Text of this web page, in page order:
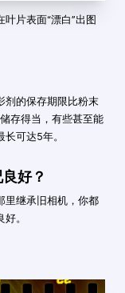
片表面“漂白”出图
剂的保存期限比粉末
存得当，有些甚至能
可达5年。
好？
里继承旧相机，你都
。